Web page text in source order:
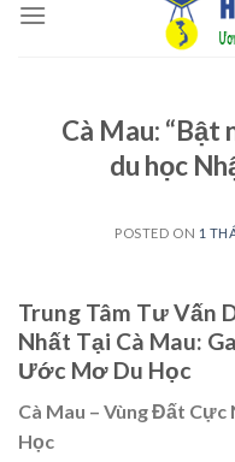
Cà Mau:
du học
POSTED ON 1
Trung Tâm Tư Vấn
Nhất Tại Cà Mau:
Ước Mơ Du Học
Cà Mau – Vùng Đất Cực
Học